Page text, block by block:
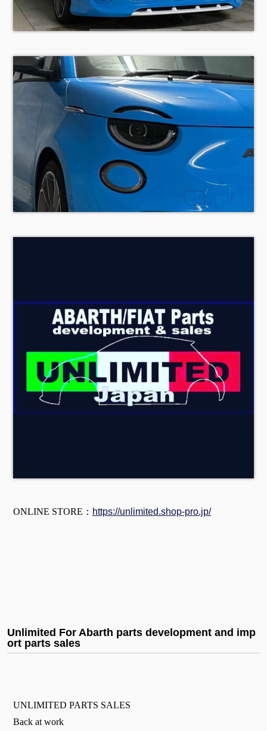
ONLINE STORE： https://unlimited.shop-pro.jp/
Unlimited For Abarth parts development and imp
ort parts sales
UNLIMITED PARTS SALES
Back at work